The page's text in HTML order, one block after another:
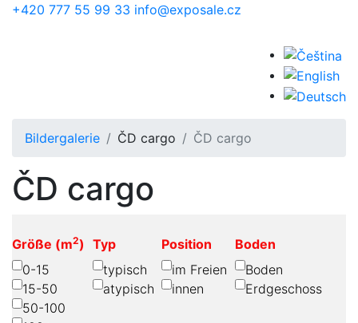
Skip to main content
+420 777 55 99 33 info@exposale.cz
Bildergalerie ČD cargo ČD cargo
ČD cargo
Größe (m2)
0-15
15-50
50-100
Typ
typisch
atypisch
Position
im Freien
innen
Boden
Boden
Erdgeschoss